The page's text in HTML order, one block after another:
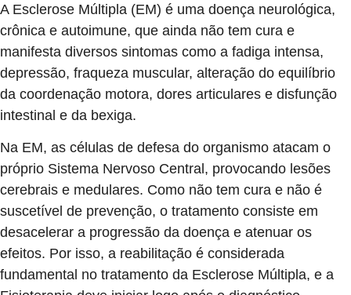
A Esclerose Múltipla (EM) é uma doença neurológica,
crônica e autoimune, que ainda não tem cura e
manifesta diversos sintomas como a fadiga intensa,
depressão, fraqueza muscular, alteração do equilíbrio
da coordenação motora, dores articulares e disfunção
intestinal e da bexiga.
Na EM, as células de defesa do organismo atacam o
próprio Sistema Nervoso Central, provocando lesões
cerebrais e medulares. Como não tem cura e não é
suscetível de prevenção, o tratamento consiste em
desacelerar a progressão da doença e atenuar os
efeitos. Por isso, a reabilitação é considerada
fundamental no tratamento da Esclerose Múltipla, e a